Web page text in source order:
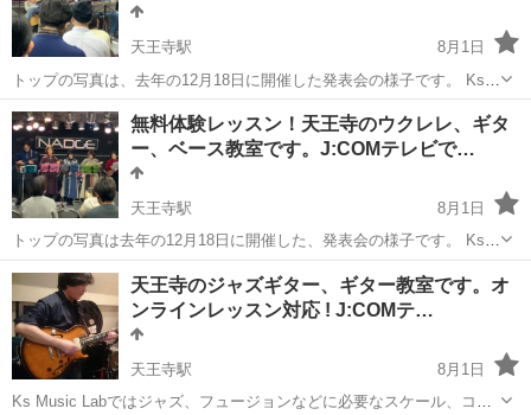
天王寺駅
8月1日
トップの写真は、去年の12月18日に開催した発表会の様子です。 Ks
Music Labでは、全くの初心者からプロ指向の方まで、ロック、ポップ
ス、ジャズ、ボサノヴァなどあらゆるジャンルを、すべてのレベルで
学べます。 アコ...
大阪 大阪市 天王寺駅 ボサノヴァ
無料体験レッスン！天王寺のウクレレ、ギタ
ー、ベース教室です。J:COMテレビで…
天王寺駅
8月1日
トップの写真は去年の12月18日に開催した、発表会の様子です。 Ks
Music Labでは、いろんなジャンルの音楽を弾き語りやソロウクレレで
楽しく演奏できます。 全くの初心者から上級者まで対応します。 ギタ
ー全般、ベ...
大阪 大阪市 天王寺駅 ウクレレ 弾き語り
天王寺のジャズギター、ギター教室です。オ
ンラインレッスン対応 ! J:COMテ…
天王寺駅
8月1日
Ks Music Labではジャズ、フュージョンなどに必要なスケール、コー